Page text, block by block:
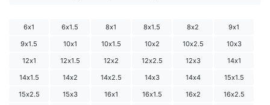
6х1 6х1.5 8х1 8х1.5 8х2
9х1
9х1.5
10х1 10х1.5 10х2 10х2.5
10х3
12х1
12х1.5 12х2 12х2.5 12х3
14х1
14х1.5
14х2 14х2.5 14х3 14х4
15х1.5
15х2.5
15х3 16х1 16х1.5 16х2
16х2.5